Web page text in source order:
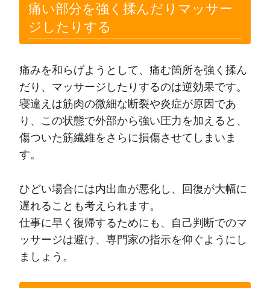
痛い部分を強く揉んだりマッサー
ジしたりする
痛みを和らげようとして、痛む箇所を強く揉ん
だり、マッサージしたりするのは逆効果です。
寝違えは筋肉の微細な断裂や炎症が原因であ
り、この状態で外部から強い圧力を加えると、
傷ついた筋繊維をさらに損傷させてしまいま
す。
ひどい場合には内出血が悪化し、回復が大幅に
遅れることも考えられます。
仕事に早く復帰するためにも、自己判断でのマ
ッサージは避け、専門家の指示を仰ぐようにし
ましょう。